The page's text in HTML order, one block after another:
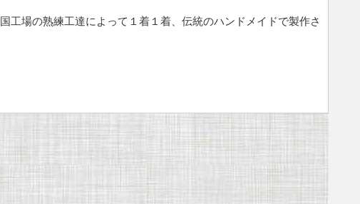
工場の熟練工達によって１着１着、伝統のハンドメイドで製作さ